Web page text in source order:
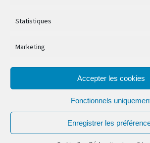
Statistiques
Marketing
Accepter les cookies
Fonctionnels
Enregistrer les
© Ferronnerie d'Art Nico Betzen